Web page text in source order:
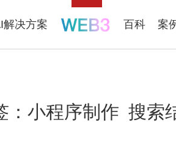
解决方案 百科 案
： 小程序制作 搜索